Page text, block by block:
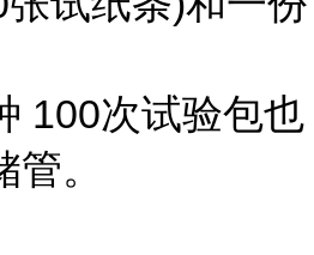
100次试验包也
。